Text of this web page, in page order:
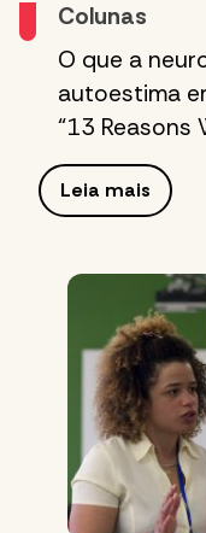
Colunas
O que a
autoestima
“13 Reasons
Leia mais